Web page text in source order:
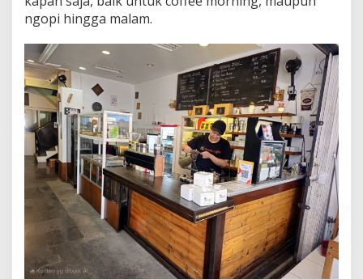
n
g
d
n
H
r
g
a
B
e
r
s
h
b
a
ngopi hingga malam.